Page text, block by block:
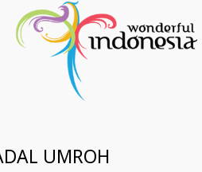
UMROH